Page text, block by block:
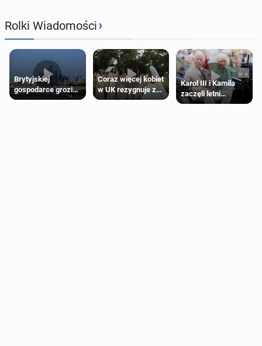
Rolki Wiadomości›
Brytyjskiej
gospodarce grozi
recesja, jeśli
Coraz więcej kobiet
w UK rezygnuje z
roli druhny na
Karol III i Kamila
zaczęli letni
odpoczynek po